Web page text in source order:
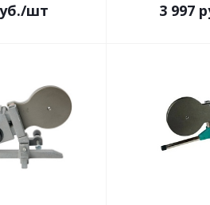
/шт 3 997